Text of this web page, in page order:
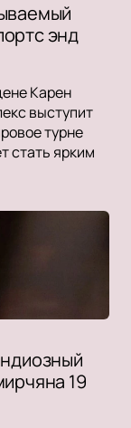
энд
Карен
выступит
турне
стать ярким
19